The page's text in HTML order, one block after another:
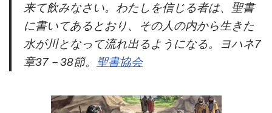
来て飲みなさい。わたしを信じる者は、聖書
に書いてあるとおり、その人の内から生きた
水が川となって流れ出るようになる。ヨハネ7
章37－38節。 聖書協会